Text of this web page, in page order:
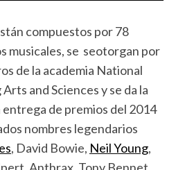
compuestos por 78
musicales, se seotorgan por
de la academia National
and Sciences y se da la
de premios del 2014
nombres legendarios
, David Bowie, Neil Young,